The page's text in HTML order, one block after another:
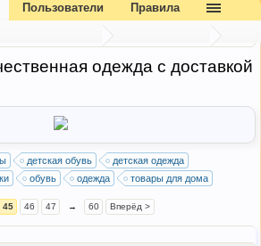
магазинов
одежда с доставкой
детская обувь
детская одежда
обувь одежда товары для дома
45 46 47 → 60 Вперёд >
Пользователи Правила